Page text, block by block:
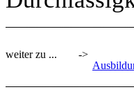
weiter zu ...
->